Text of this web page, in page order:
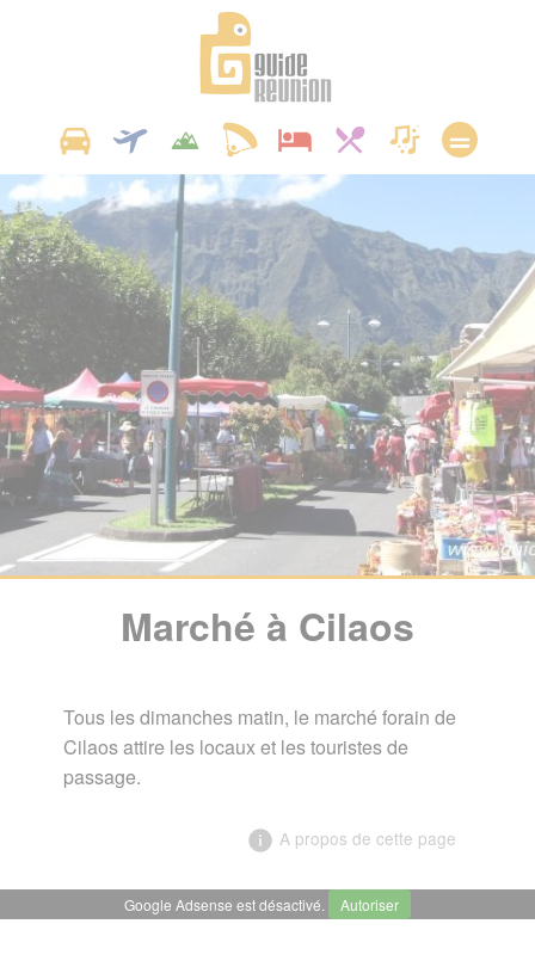
Marché à Cilaos
Tous les dimanches matin, le marché forain de
Cilaos attire les locaux et les touristes de
passage.
A propos de cette page
Google Adsense est désactivé. Autoriser
Panneau de gestion des cookies